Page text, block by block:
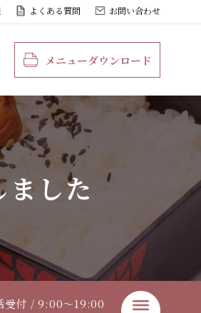
よくある質問 お問い合わせ
メニューダウンロード
した
受付 / 9:00〜19:00